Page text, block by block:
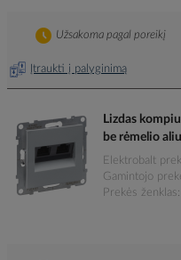
Įtraukti į palyginimą
Užsakoma pagal poreikį
Lizdas
be rėmelio
Elektrobalt
Gamintojo
Prekės ženklas